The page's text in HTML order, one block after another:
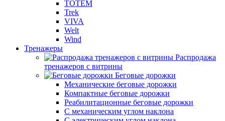
TOTEM
Trek
VIVA
Welt
Wind
Тренажеры
Распродажа
тренажеров с витрины
Беговые дорожки
Механические беговые дорожки
Компактные беговые дорожки
Реабилитационные беговые дорожки
С механическим углом наклона